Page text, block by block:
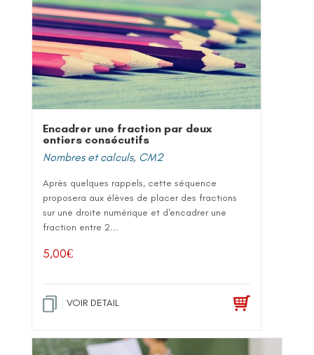
Encadrer une fraction par deux
entiers consécutifs
Nombres et calculs, CM2
Après quelques rappels, cette séquence
proposera aux élèves de placer des fractions
sur une droite numérique et d'encadrer une
fraction entre 2...
5,00€
VOIR DETAIL